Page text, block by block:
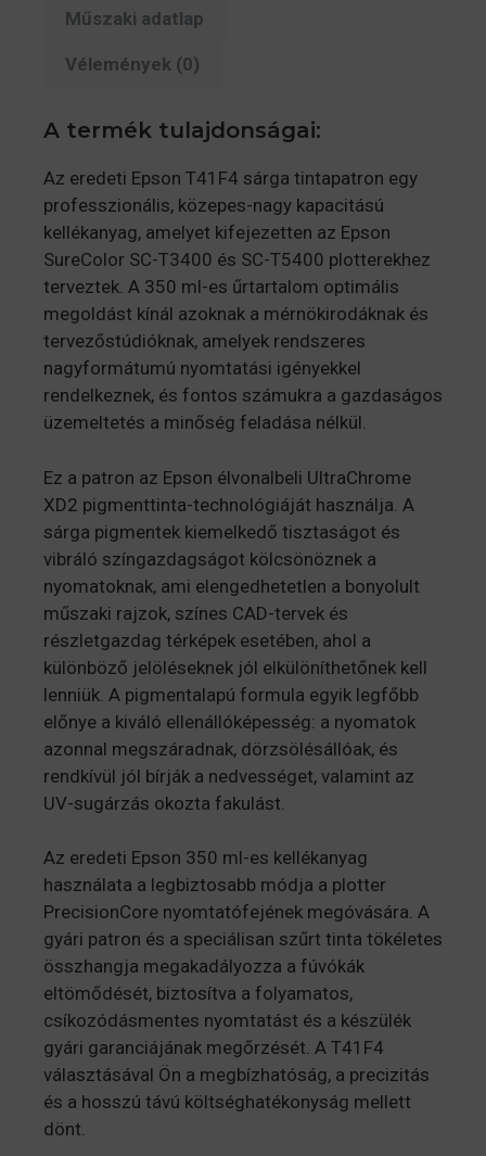
Műszaki adatlap
Vélemények (0)
A termék tulajdonságai:
Az eredeti Epson T41F4 sárga tintapatron egy
professzionális, közepes-nagy kapacitású
kellékanyag, amelyet kifejezetten az Epson
SureColor SC-T3400 és SC-T5400 plotterekhez
terveztek. A 350 ml-es űrtartalom optimális
megoldást kínál azoknak a mérnökirodáknak és
tervezőstúdióknak, amelyek rendszeres
nagyformátumú nyomtatási igényekkel
rendelkeznek, és fontos számukra a gazdaságos
üzemeltetés a minőség feladása nélkül.
Ez a patron az Epson élvonalbeli UltraChrome
XD2 pigmenttinta-technológiáját használja. A
sárga pigmentek kiemelkedő tisztaságot és
vibráló színgazdagságot kölcsönöznek a
nyomatoknak, ami elengedhetetlen a bonyolult
műszaki rajzok, színes CAD-tervek és
részletgazdag térképek esetében, ahol a
különböző jelöléseknek jól elkülöníthetőnek kell
lenniük. A pigmentalapú formula egyik legfőbb
előnye a kiváló ellenállóképesség: a nyomatok
azonnal megszáradnak, dörzsölésállóak, és
rendkívül jól bírják a nedvességet, valamint az
UV-sugárzás okozta fakulást.
Az eredeti Epson 350 ml-es kellékanyag
használata a legbiztosabb módja a plotter
PrecisionCore nyomtatófejének megóvására. A
gyári patron és a speciálisan szűrt tinta tökéletes
összhangja megakadályozza a fúvókák
eltömődését, biztosítva a folyamatos,
csíkozódásmentes nyomtatást és a készülék
gyári garanciájának megőrzését. A T41F4
választásával Ön a megbízhatóság, a precizitás
és a hosszú távú költséghatékonyság mellett
dönt.